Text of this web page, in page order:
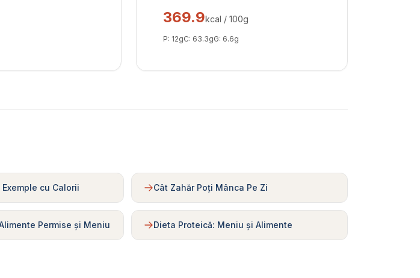
369.9kcal / 100g
P: 12gC: 63.3gG: 6.6g
cu Calorii Cât Zahăr Poți Mânca Pe Zi
Permise și Meniu Dieta Proteică: Meniu și Alimente